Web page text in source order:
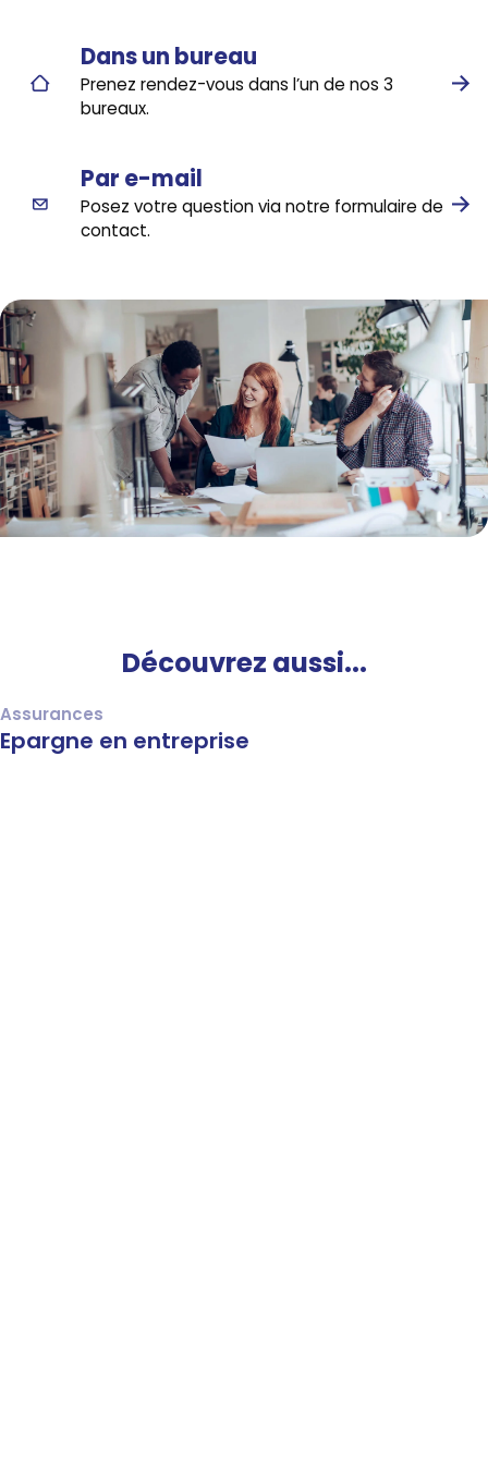
Dans un bureau
Prenez rendez-vous dans l’un de nos 3
bureaux.
Par e-mail
Posez votre question via notre formulaire de
contact.
Découvrez aussi...
Assurances
Epargne en entreprise